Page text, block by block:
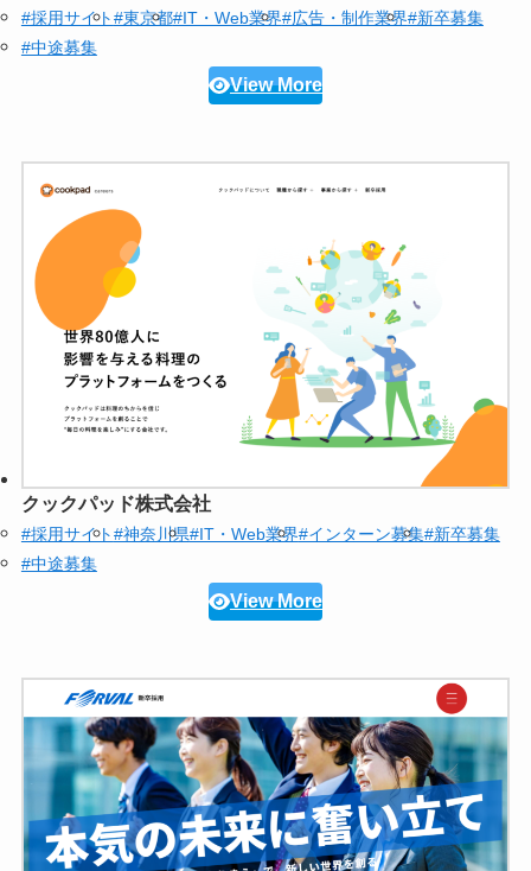
#採用サイト#東京都#IT・Web業界#広告・制作業界#新卒募集
#中途募集
View More
クックパッド株式会社
#採用サイト#神奈川県#IT・Web業界#インターン募集#新卒募集
#中途募集
View More